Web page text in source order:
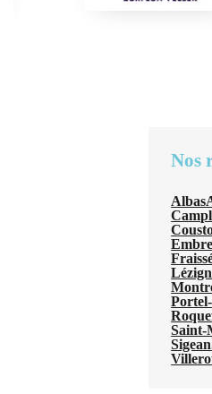
Nos
Albas
Saint-
Sigean